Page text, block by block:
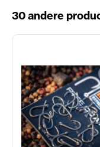
30 andere